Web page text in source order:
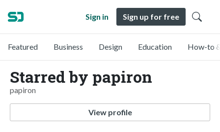
Sign in Sign up for free
Featured Business Design Education How-to
Starred by papiron
papiron
View profile